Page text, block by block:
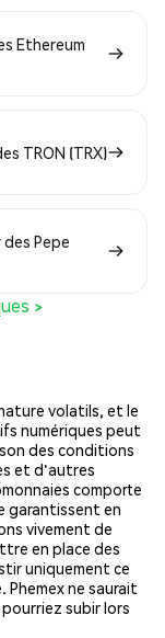
Ethereum
TRON (TRX)
Pepe
>
volatils, et le
numériques peut
des conditions
et d'autres
comporte
garantissent en
vivement de
en place des
uniquement ce
ne saurait
subir lors